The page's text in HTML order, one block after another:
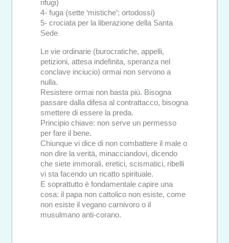
rifugi)
4- fuga (sette ‘mistiche’; ortodossi)
5- crociata per la liberazione della Santa
Sede
Le vie ordinarie (burocratiche, appelli,
petizioni, attesa indefinita, speranza nel
conclave inciucio) ormai non servono a
nulla.
Resistere ormai non basta più. Bisogna
passare dalla difesa al contrattacco, bisogna
smettere di essere la preda.
Principio chiave: non serve un permesso
per fare il bene.
Chiunque vi dice di non combattere il male o
non dire la verità, minacciandovi, dicendo
che siete immorali, eretici, scismatici, ribelli
vi sta facendo un ricatto spirituale.
E soprattutto è fondamentale capire una
cosa: il papa non cattolico non esiste, come
non esiste il vegano carnivoro o il
musulmano anti-corano.